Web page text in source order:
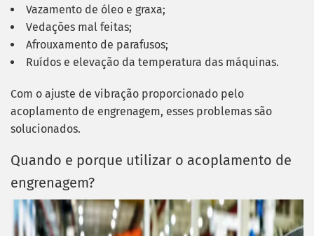
Vazamento de óleo e graxa;
Vedações mal feitas;
Afrouxamento de parafusos;
Ruídos e elevação da temperatura das máquinas.
Com o ajuste de vibração proporcionado pelo
acoplamento de engrenagem, esses problemas são
solucionados.
Quando e porque utilizar o acoplamento de
engrenagem?